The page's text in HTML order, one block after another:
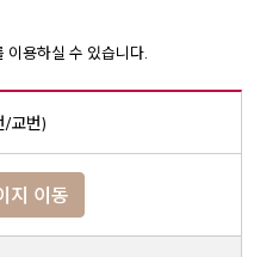
용하실 수 있습니다.
/교번)
지 이동